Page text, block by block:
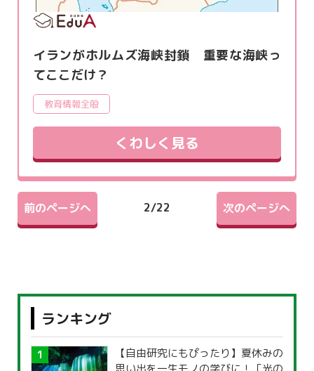
イランがホルムズ海峡封鎖 重要な海峡っ
てここだけ？
教育情報全般
くわしく見る
前のページへ 次のページへ
2/22
ランキング
【自由研究にもぴったり】夏休みの